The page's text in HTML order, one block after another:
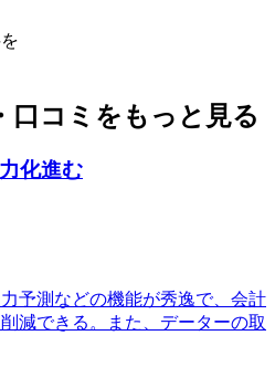
口コミをもっと見る
化進む
予測などの機能が秀逸で、会計
減できる。また、データーの取